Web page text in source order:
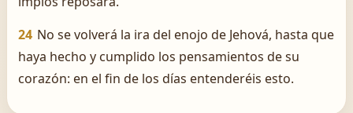
24 No se volverá la ira del enojo de Jehová, hasta que
haya hecho y cumplido los pensamientos de su
corazón: en el fin de los días entenderéis esto.